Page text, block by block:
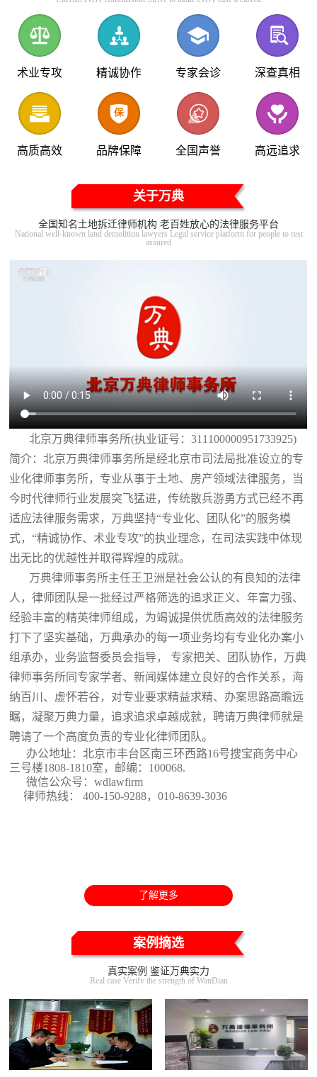
术业专攻 精诚协作 专家会诊 深查真相
高质高效 品牌保障 全国声誉 高远追求
关于万典
全国知名土地拆迁律师机构 老百姓放心的法律服务平台
National well-known land demolition lawyers Legal service platform for people to rest
assured
北京万典律师事务所(执业证号：311100000951733925)
简介：北京万典律师事务所是经北京市司法局批准设立的专
业化律师事务所，专业从事于土地、房产领域法律服务，当
今时代律师行业发展突飞猛进，传统散兵游勇方式已经不再
适应法律服务需求，万典坚持“专业化、团队化”的服务模
式，“精诚协作、术业专攻”的执业理念，在司法实践中体现
出无比的优越性并取得辉煌的成就。
万典律师事务所主任王卫洲是社会公认的有良知的法律
人，律师团队是一批经过严格筛选的追求正义、年富力强、
经验丰富的精英律师组成，为竭诚提供优质高效的法律服务
打下了坚实基础，万典承办的每一项业务均有专业化办案小
组承办，业务监督委员会指导， 专家把关、团队协作，万典
律师事务所同专家学者、新闻媒体建立良好的合作关系，海
纳百川、虚怀若谷，对专业要求精益求精、办案思路高瞻远
瞩，凝聚万典力量，追求追求卓越成就，聘请万典律师就是
聘请了一个高度负责的专业化律师团队。
办公地址：北京市丰台区南三环西路16号搜宝商务中心
三号楼1808-1810室 ，邮编：100068.
微信公众号：wdlawfirm
律师热线： 400-150-9288，010-8639-3036
了解更多
案例摘选
真实案例 鉴证万典实力
Real case Verify the strength of WanDian